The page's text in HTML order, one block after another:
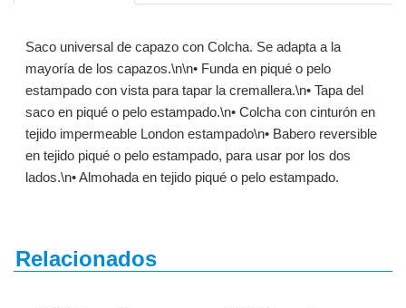
Saco universal de capazo con Colcha. Se adapta a la
mayoría de los capazos.\n\n• Funda en piqué o pelo
estampado con vista para tapar la cremallera.\n• Tapa del
saco en piqué o pelo estampado.\n• Colcha con cinturón en
tejido impermeable London estampado\n• Babero reversible
en tejido piqué o pelo estampado, para usar por los dos
lados.\n• Almohada en tejido piqué o pelo estampado.
Relacionados